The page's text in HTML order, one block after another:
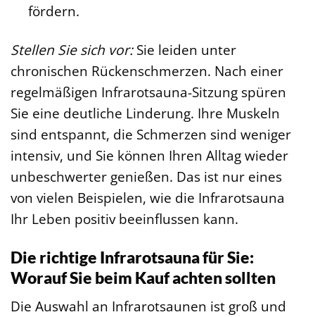
fördern.
Stellen Sie sich vor:Sie leiden unter
chronischen Rückenschmerzen. Nach einer
regelmäßigen Infrarotsauna-Sitzung spüren
Sie eine deutliche Linderung. Ihre Muskeln
sind entspannt, die Schmerzen sind weniger
intensiv, und Sie können Ihren Alltag wieder
unbeschwerter genießen. Das ist nur eines
von vielen Beispielen, wie die Infrarotsauna
Ihr Leben positiv beeinflussen kann.
Die richtige Infrarotsauna für Sie:
Worauf Sie beim Kauf achten sollten
Die Auswahl an Infrarotsaunen ist groß und